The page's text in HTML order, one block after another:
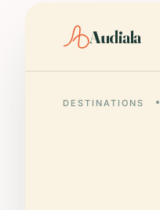
Audiala
DESTINATIONS